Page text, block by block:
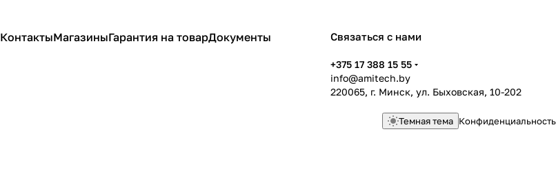
КонтактыМагазиныГарантия на товарДокументы Связаться с нами
+375 17 388 15 55
info@amitech.by
220065, г. Минск, ул. Быховская, 10-202
Темная тема Конфиденциальность